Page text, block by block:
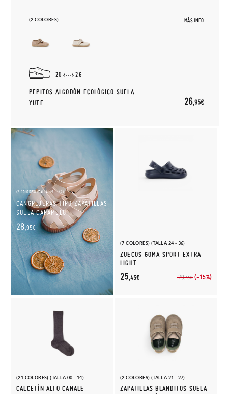
(2 COLORES) MÁS INFO
20 26
PEPITOS ALGODÓN ECOLÓGICO SUELA
YUTE
26,95€
(2 COLORES) (TALLA 19 - 32)
CANGREJERAS TIPO ZAPATILLAS
SUELA CARAMELO
28, 95€
(7 COLORES) (TALLA 24 - 36)
ZUECOS GOMA SPORT EXTRA
LIGHT
29,95€ (-15%)
25,45€
(21 COLORES) (TALLA 00 - 14)
CALCETÍN ALTO CANALE
(2 COLORES) (TALLA 21 - 27)
ZAPATILLAS BLANDITOS SUELA